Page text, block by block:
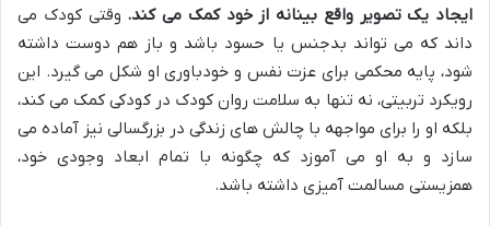
ایجاد یک تصویر واقع بینانه از خود کمک می کند. وقتی کودک می
داند که می تواند بدجنس یا حسود باشد و باز هم دوست داشته
شود، پایه محکمی برای عزت نفس و خودباوری او شکل می گیرد. این
رویکرد تربیتی، نه تنها به سلامت روان کودک در کودکی کمک می کند،
بلکه او را برای مواجهه با چالش های زندگی در بزرگسالی نیز آماده می
سازد و به او می آموزد که چگونه با تمام ابعاد وجودی خود،
همزیستی مسالمت آمیزی داشته باشد.